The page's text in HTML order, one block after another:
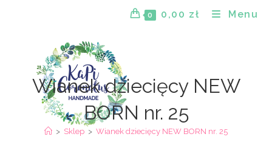
0 0,00 zł Menu
Wianek dziecięcy NEW
BORN nr. 25
> Sklep > Wianek dziecięcy NEW BORN nr. 25